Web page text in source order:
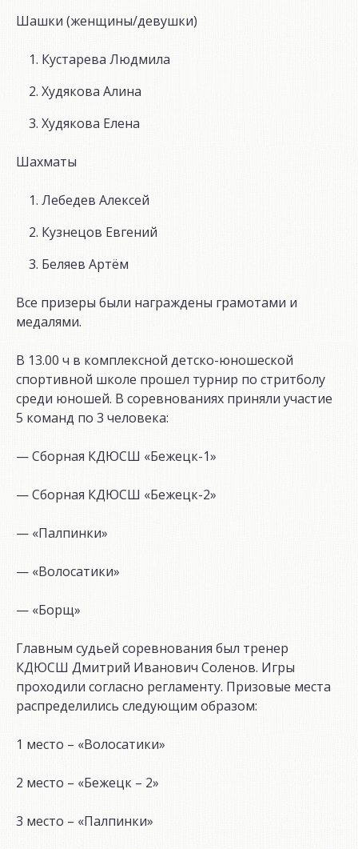
Шашки (женщины/девушки)
Кустарева Людмила
Худякова Алина
Худякова Елена
Шахматы
Лебедев Алексей
Кузнецов Евгений
Беляев Артём
Все призеры были награждены грамотами и
медалями.
В 13.00 ч в комплексной детско-юношеской
спортивной школе прошел турнир по стритболу
среди юношей. В соревнованиях приняли участие
5 команд по 3 человека:
— Сборная КДЮСШ «Бежецк-1»
— Сборная КДЮСШ «Бежецк-2»
— «Палпинки»
— «Волосатики»
— «Борщ»
Главным судьей соревнования был тренер
КДЮСШ Дмитрий Иванович Соленов. Игры
проходили согласно регламенту. Призовые места
распределились следующим образом:
1 место – «Волосатики»
2 место – «Бежецк – 2»
3 место – «Палпинки»